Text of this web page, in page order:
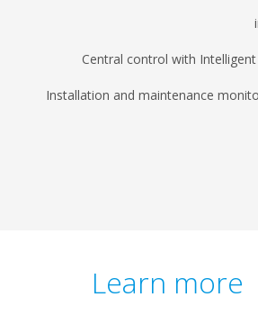
Central control
Installation and
Learn